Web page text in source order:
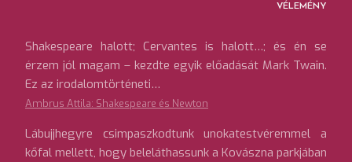
VÉLEMÉNY
Shakespeare halott; Cervantes is halott…; és én se
érzem jól magam – kezdte egyik előadását Mark Twain.
Ez az irodalomtörténeti…
Ambrus Attila: Shakespeare és Newton
Lábujjhegyre csimpaszkodtunk unokatestvéremmel a
kőfal mellett, hogy beleláthassunk a Kovászna parkjában